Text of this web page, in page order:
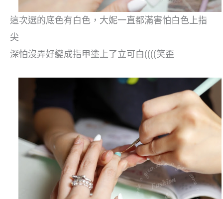
這次選的底色有白色，大妮一直都滿害怕白色上指
尖
深怕沒弄好變成指甲塗上了立可白((((笑歪